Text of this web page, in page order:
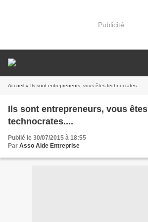
Publicité
Accueil » Ils sont entrepreneurs, vous êtes technocrates....
Ils sont entrepreneurs, vous êtes
technocrates....
Publié le 30/07/2015 à 18:55
Par Asso Aide Entreprise